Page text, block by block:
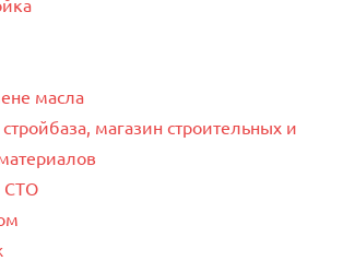
масла
магазин строительных и
СТО